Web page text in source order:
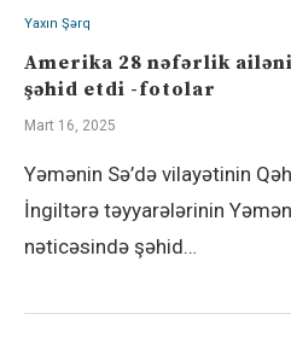
Yaxın Şərq
Amerika 28 nəfərlik
şəhid etdi -fotolar
Mart 16, 2025
Yəmənin Sə’də vilayətinin
İngiltərə təyyarələrinin
nəticəsində şəhid…